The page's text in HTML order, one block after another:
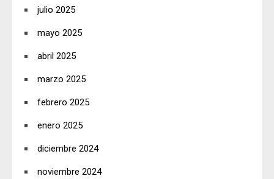
julio 2025
mayo 2025
abril 2025
marzo 2025
febrero 2025
enero 2025
diciembre 2024
noviembre 2024